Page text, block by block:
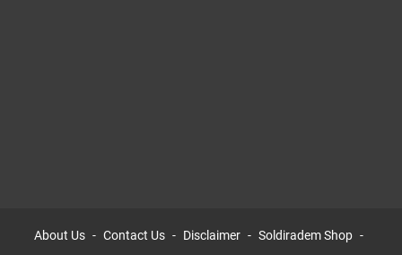
About Us Contact Us Disclaimer Soldiradem Shop